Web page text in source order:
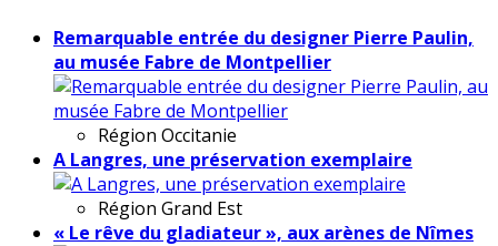
Remarquable entrée du designer Pierre Paulin,
au musée Fabre de Montpellier
Région Occitanie
A Langres, une préservation exemplaire
Région Grand Est
« Le rêve du gladiateur », aux arènes de Nîmes